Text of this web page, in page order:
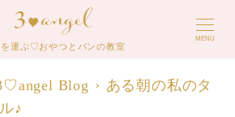
を運ぶ♡おやつとパンの教室
MENU
Blog
ある朝の私のタ
♪